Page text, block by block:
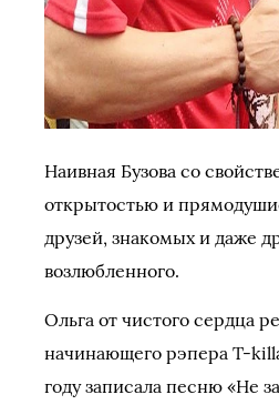
Наивная Бузова со
открытостью и
друзей, знакомых и даже
возлюбленного.
Ольга от чистого сердца
начинающего рэпера T-
году записала песню «Не